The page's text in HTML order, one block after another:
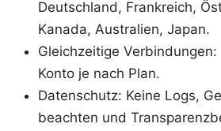
Deutschland, Frankreich,
Kanada, Australien, Japan.
Gleichzeitige
Konto je nach Plan.
Datenschutz: Keine Logs,
beachten und